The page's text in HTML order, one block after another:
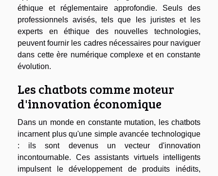
éthique et réglementaire approfondie. Seuls des
professionnels avisés, tels que les juristes et les
experts en éthique des nouvelles technologies,
peuvent fournir les cadres nécessaires pour naviguer
dans cette ère numérique complexe et en constante
évolution.
Les chatbots comme moteur
d'innovation économique
Dans un monde en constante mutation, les chatbots
incarnent plus qu'une simple avancée technologique
: ils sont devenus un vecteur d'innovation
incontournable. Ces assistants virtuels intelligents
impulsent le développement de produits inédits,